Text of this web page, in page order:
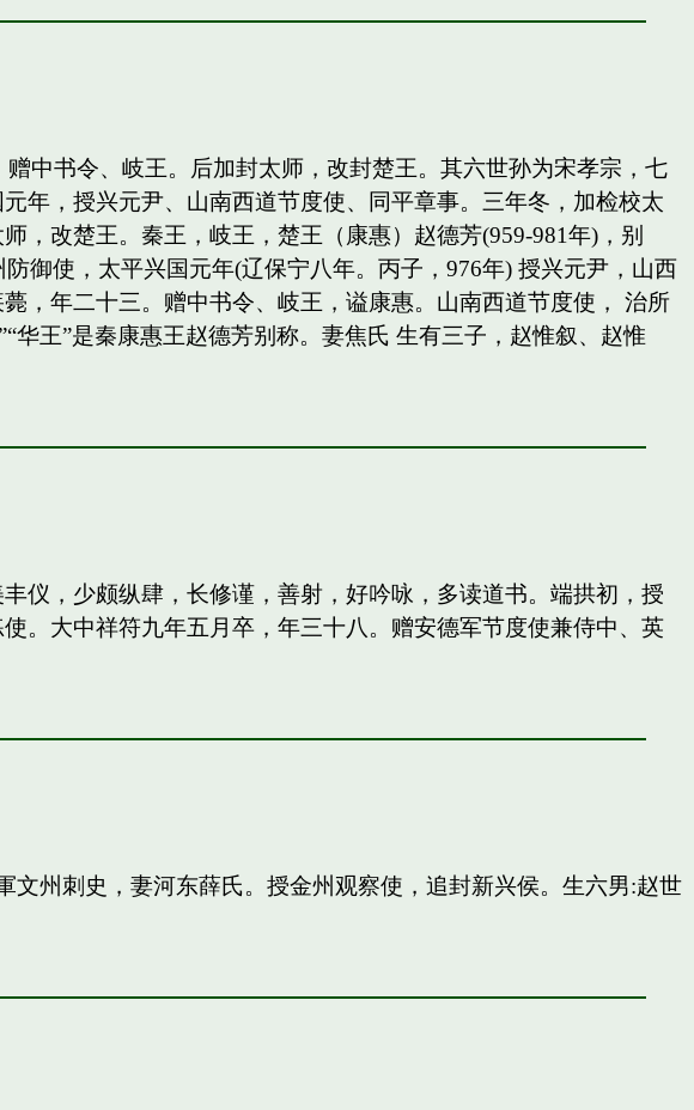
中书令、岐王。后加封太师，改封楚王。其六世孙为宋孝宗，七
年，授兴元尹、山南西道节度使、同平章事。三年冬，加检校太
，改楚王。秦王，岐王，楚王（康惠）赵德芳(959-981年)，别
御使，太平兴国元年(辽保宁八年。丙子，976年) 授兴元尹，山西
，年二十三。赠中书令、岐王，谥康惠。山南西道节度使， 治所
王”是秦康惠王赵德芳别称。妻焦氏 生有三子，赵惟叙、赵惟
仪，少颇纵肆，长修谨，善射，好吟咏，多读道书。端拱初，授
。大中祥符九年五月卒，年三十八。赠安德军节度使兼侍中、英
州刺史，妻河东薛氏。授金州观察使，追封新兴侯。生六男:赵世